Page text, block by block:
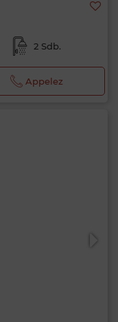
2 Sdb.
Appelez